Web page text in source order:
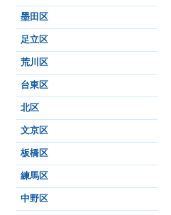
墨田区
足立区
荒川区
台東区
北区
文京区
板橋区
練馬区
中野区